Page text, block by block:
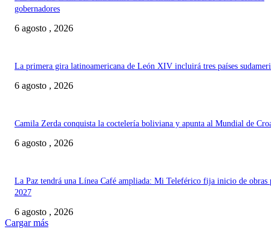
gobernadores
6 agosto , 2026
La primera gira latinoamericana de León XIV incluirá tres países
6 agosto , 2026
Camila Zerda conquista la coctelería boliviana y apunta al Mundial de
6 agosto , 2026
La Paz tendrá una Línea Café ampliada: Mi Teleférico fija inicio de obras
2027
6 agosto , 2026
Cargar más